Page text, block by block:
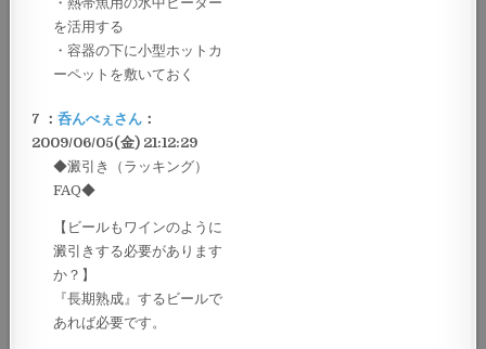
を活用する
・容器の下に小型ホットカ
ーペットを敷いておく
7 ：呑んべぇさん ：
2009/06/05(金) 21:12:29
◆澱引き（ラッキング）
FAQ◆
【ビールもワインのように
澱引きする必要があります
か？】
『長期熟成』するビールで
あれば必要です。